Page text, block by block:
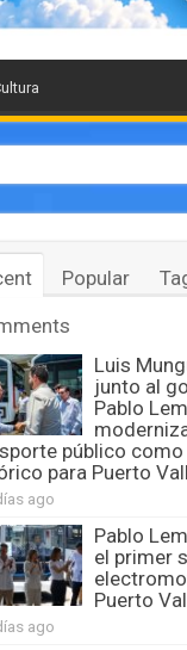
Popular
Luis
junto al
Pablo
público como
para Puerto
ago
Pablo
el primer
Puerto
ago